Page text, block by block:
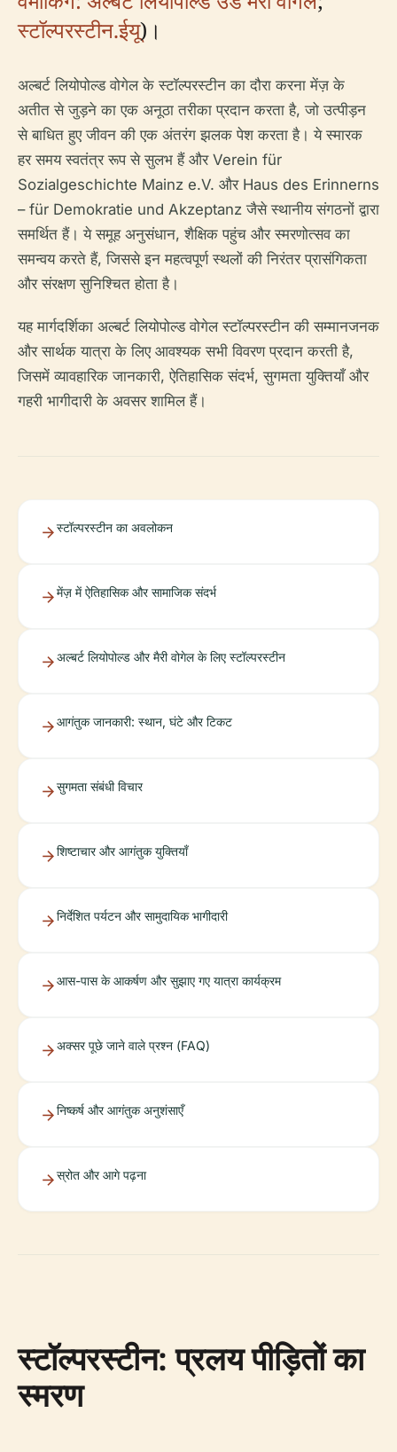
स्टॉल्परस्टीन.ईयू)।
अल्बर्ट लियोपोल्ड वोगेल के स्टॉल्परस्टीन का दौरा करना मेंज़ के
अतीत से जुड़ने का एक अनूठा तरीका प्रदान करता है, जो उत्पीड़न
से बाधित हुए जीवन की एक अंतरंग झलक पेश करता है। ये स्मारक
हर समय स्वतंत्र रूप से सुलभ हैं और Verein für
Sozialgeschichte Mainz e.V. और Haus des Erinnerns
– für Demokratie und Akzeptanz जैसे स्थानीय संगठनों द्वारा
समर्थित हैं। ये समूह अनुसंधान, शैक्षिक पहुंच और स्मरणोत्सव का
समन्वय करते हैं, जिससे इन महत्वपूर्ण स्थलों की निरंतर प्रासंगिकता
और संरक्षण सुनिश्चित होता है।
यह मार्गदर्शिका अल्बर्ट लियोपोल्ड वोगेल स्टॉल्परस्टीन की सम्मानजनक
और सार्थक यात्रा के लिए आवश्यक सभी विवरण प्रदान करती है,
जिसमें व्यावहारिक जानकारी, ऐतिहासिक संदर्भ, सुगमता युक्तियाँ और
गहरी भागीदारी के अवसर शामिल हैं।
स्टॉल्परस्टीन का अवलोकन
मेंज़ में ऐतिहासिक और सामाजिक संदर्भ
अल्बर्ट लियोपोल्ड और मैरी वोगेल के लिए स्टॉल्परस्टीन
आगंतुक जानकारी: स्थान, घंटे और टिकट
सुगमता संबंधी विचार
शिष्टाचार और आगंतुक युक्तियाँ
निर्देशित पर्यटन और सामुदायिक भागीदारी
आस-पास के आकर्षण और सुझाए गए यात्रा कार्यक्रम
अक्सर पूछे जाने वाले प्रश्न (FAQ)
निष्कर्ष और आगंतुक अनुशंसाएँ
स्रोत और आगे पढ़ना
स्टॉल्परस्टीन: प्रलय पीड़ितों का
स्मरण